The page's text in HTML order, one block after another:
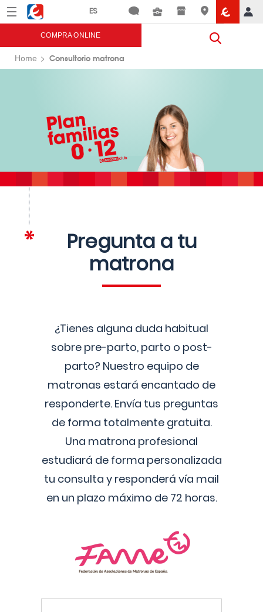
Menú Eroski
COMPRA ONLINE
Home Consultorio matrona
Pregunta a tu
matrona
¿Tienes alguna duda habitual
sobre pre-parto, parto o post-
parto? Nuestro equipo de
matronas estará encantado de
responderte. Envía tus preguntas
de forma totalmente gratuita.
Una matrona profesional
estudiará de forma personalizada
tu consulta y responderá vía mail
en un plazo máximo de 72 horas.